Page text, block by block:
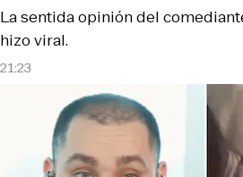
21:23
La sentida opinión del
hizo viral.